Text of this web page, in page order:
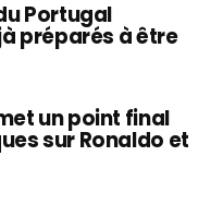
Portugal
préparés à être
un point final
sur Ronaldo et